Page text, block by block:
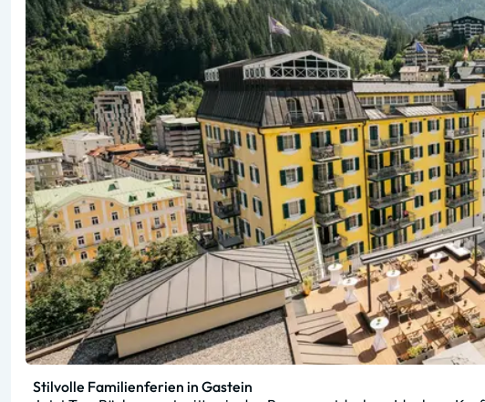
Stilvolle Familienferien in Gastein